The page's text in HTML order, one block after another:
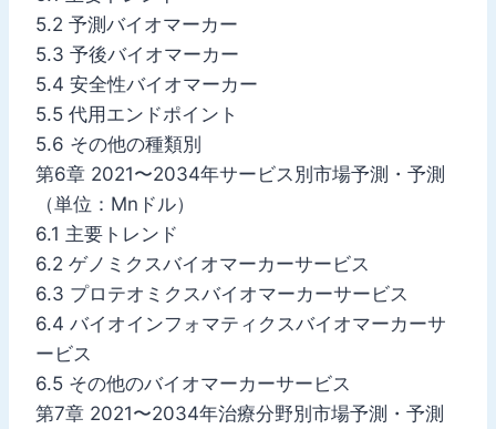
5.2 予測バイオマーカー
5.3 予後バイオマーカー
5.4 安全性バイオマーカー
5.5 代用エンドポイント
5.6 その他の種類別
第6章 2021〜2034年サービス別市場予測・予測
（単位：Mnドル）
6.1 主要トレンド
6.2 ゲノミクスバイオマーカーサービス
6.3 プロテオミクスバイオマーカーサービス
6.4 バイオインフォマティクスバイオマーカーサ
ービス
6.5 その他のバイオマーカーサービス
第7章 2021〜2034年治療分野別市場予測・予測